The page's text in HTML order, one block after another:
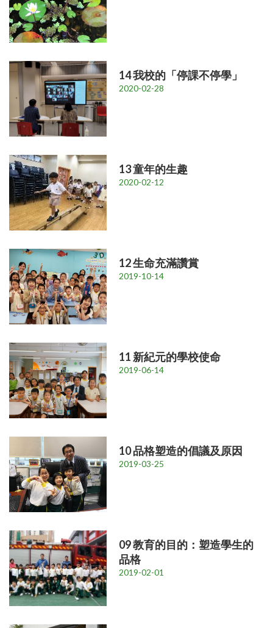
14 我校的「停課不停學」
2020-02-28
13 童年的生趣
2020-02-12
12 生命充滿讚賞
2019-10-14
11 新紀元的學校使命
2019-06-14
10 品格塑造的倡議及原因
2019-03-25
09 教育的目的：塑造學生的
品格
2019-02-01